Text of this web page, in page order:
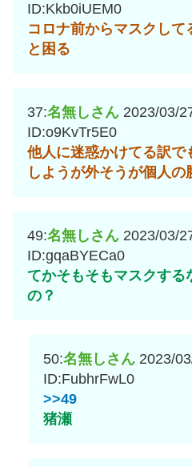
ID:Kkb0iUEM0
コロナ前からマスクして
と困る
37:名無しさん 2023/03/
ID:o9KvTr5E0
他人に迷惑かけてる訳で
しようが外そうが個人の
49:名無しさん 2023/03/
ID:gqaBYECa0
てかそもそもマスクする
の？
50:名無しさん 2023/
ID:FubhrFwL0
>>49
猪瀬